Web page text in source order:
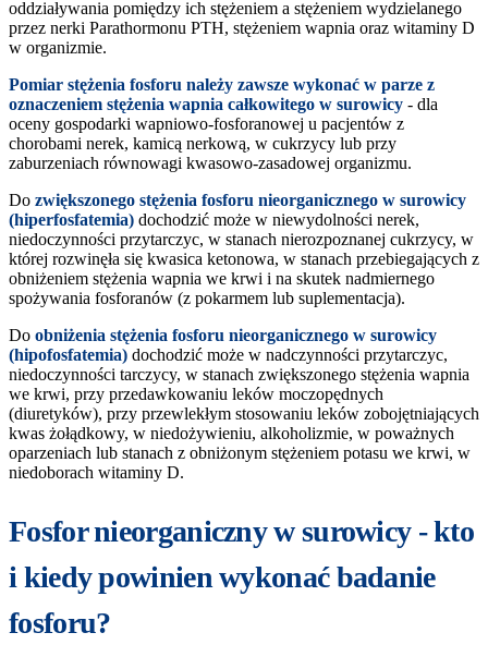
oddziaływania pomiędzy ich stężeniem a stężeniem wydzielanego
przez nerki Parathormonu PTH, stężeniem wapnia oraz witaminy D
w organizmie.
Pomiar stężenia fosforu należy zawsze wykonać w parze z
oznaczeniem stężenia wapnia całkowitego w surowicy - dla
oceny gospodarki wapniowo-fosforanowej u pacjentów z
chorobami nerek, kamicą nerkową, w cukrzycy lub przy
zaburzeniach równowagi kwasowo-zasadowej organizmu.
Do zwiększonego stężenia fosforu nieorganicznego w surowicy
(hiperfosfatemia) dochodzić może w niewydolności nerek,
niedoczynności przytarczyc, w stanach nierozpoznanej cukrzycy, w
której rozwinęła się kwasica ketonowa, w stanach przebiegających z
obniżeniem stężenia wapnia we krwi i na skutek nadmiernego
spożywania fosforanów (z pokarmem lub suplementacja).
Do obniżenia stężenia fosforu nieorganicznego w surowicy
(hipofosfatemia) dochodzić może w nadczynności przytarczyc,
niedoczynności tarczycy, w stanach zwiększonego stężenia wapnia
we krwi, przy przedawkowaniu leków moczopędnych
(diuretyków), przy przewlekłym stosowaniu leków zobojętniających
kwas żołądkowy, w niedożywieniu, alkoholizmie, w poważnych
oparzeniach lub stanach z obniżonym stężeniem potasu we krwi, w
niedoborach witaminy D.
Fosfor nieorganiczny w surowicy - kto
i kiedy powinien wykonać badanie
fosforu?